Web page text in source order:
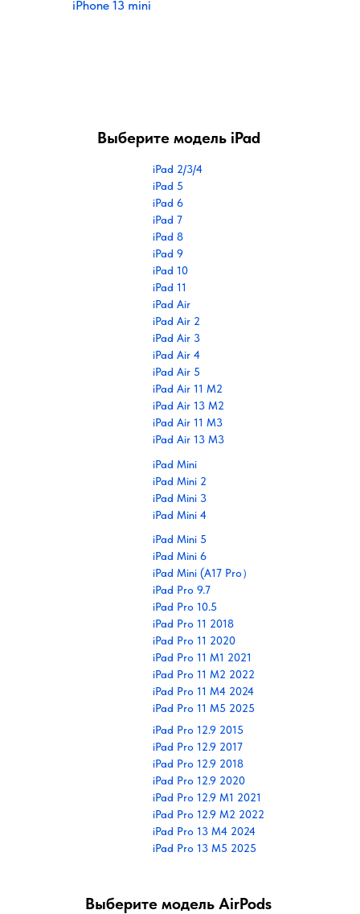
iPhone 13 mini
Выберите модель iPad
iPad 2/3/4
iPad 5
iPad 6
iPad 7
iPad 8
iPad 9
iPad 10
iPad 11
iPad Air
iPad Air 2
iPad Air 3
iPad Air 4
iPad Air 5
iPad Air 11 M2
iPad Air 13 M2
iPad Air 11 M3
iPad Air 13 M3
iPad Mini
iPad Mini 2
iPad Mini 3
iPad Mini 4
iPad Pro 12.9 2015
iPad Pro 12.9 2017
iPad Pro 12.9 2018
iPad Pro 12.9 2020
iPad Pro 12.9 M1 2021
iPad Pro 12.9 M2 2022
iPad Pro 13 M4 2024
iPad Pro 13 M5 2025
iPad Mini 5
iPad Mini 6
iPad Mini (A17 Pro）
iPad Pro 9.7
iPad Pro 10.5
iPad Pro 11 2018
iPad Pro 11 2020
iPad Pro 11 M1 2021
iPad Pro 11 M2 2022
iPad Pro 11 M4 2024
iPad Pro 11 M5 2025
Выберите модель AirPods